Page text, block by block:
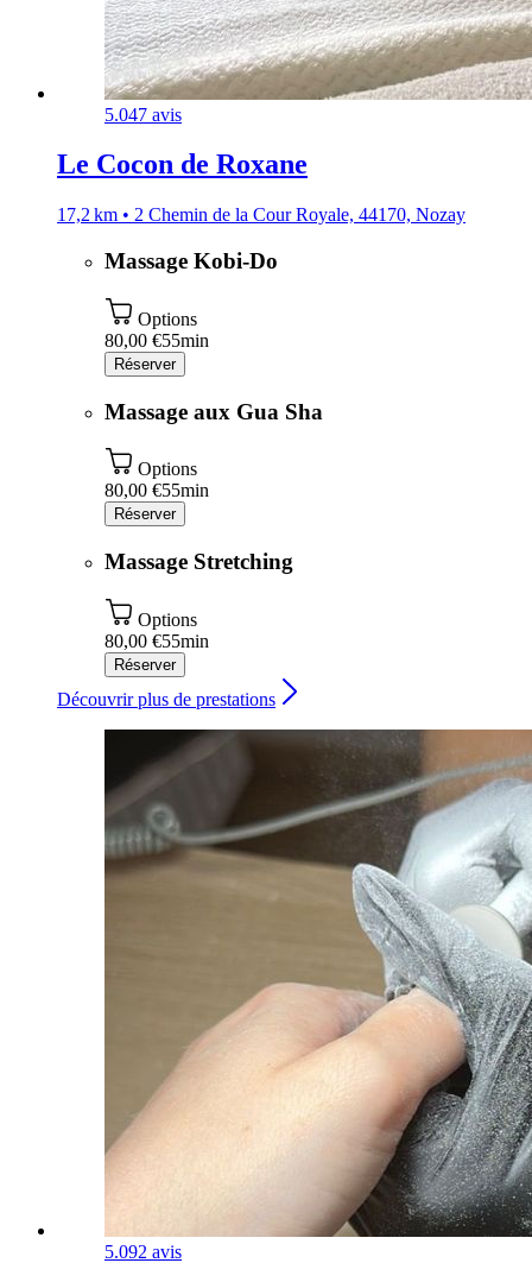
5.047 avis
Le Cocon de Roxane
17,2 km • 2 Chemin de la Cour Royale, 44170, Nozay
Massage Kobi-Do
Options
80,00 €55min
Réserver
Massage aux Gua Sha
Options
80,00 €55min
Réserver
Massage Stretching
Options
80,00 €55min
Réserver
Découvrir plus de prestations
5.092 avis